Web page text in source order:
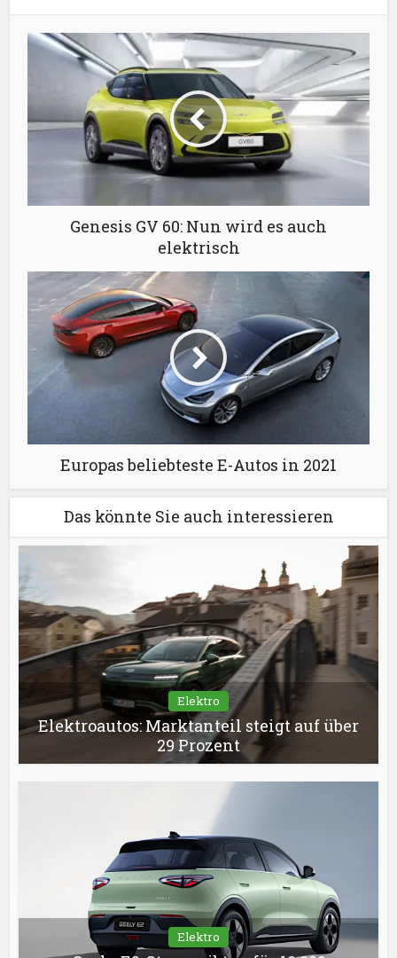
Genesis GV 60: Nun wird es auch
elektrisch
Europas beliebteste E-Autos in 2021
Das könnte Sie auch interessieren
Elektro
Elektroautos: Marktanteil steigt auf über
29 Prozent
Elektro